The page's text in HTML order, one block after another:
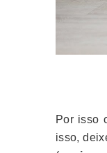
Por isso
isso,